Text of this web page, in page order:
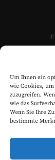
Um Ihnen ein
wie Cookies,
zuzugreifen.
wie das
Wenn Sie Ihre
bestimmte
Adressen